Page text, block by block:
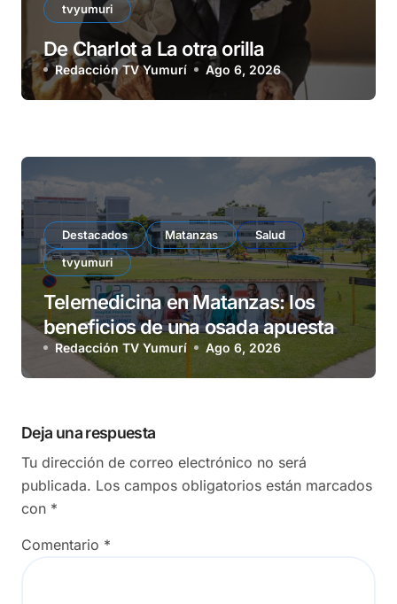
tvyumuri
De Charlot a La otra orilla
Redacción TV Yumurí Ago 6, 2026
Destacados Matanzas
Salud
tvyumuri
Telemedicina en Matanzas: los
beneficios de una osada apuesta
Redacción TV Yumurí Ago 6, 2026
Deja una respuesta
Tu dirección de correo electrónico no será
publicada. Los campos obligatorios están marcados
con *
Comentario *